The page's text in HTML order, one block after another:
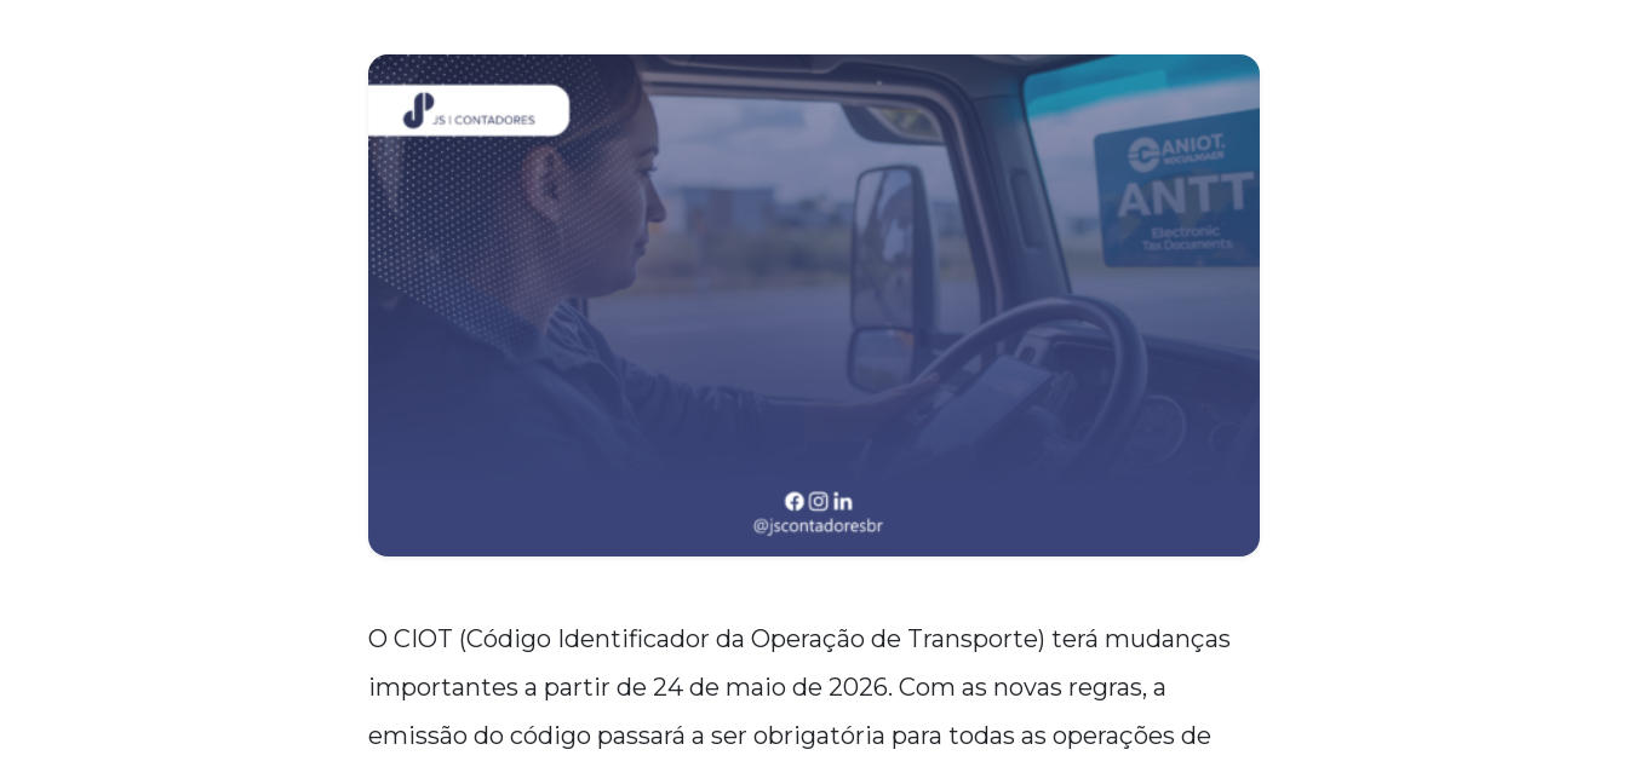
O CIOT (Código Identificador da Operação de Transporte) terá mudanças
importantes a partir de 24 de maio de 2026. Com as novas regras, a
emissão do código passará a ser obrigatória para todas as operações de